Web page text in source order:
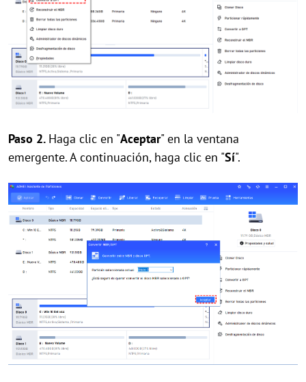
Paso 2. Haga clic en "Aceptar" en la ventana
emergente. A continuación, haga clic en "Sí".